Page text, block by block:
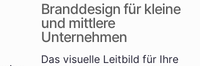
Branddesign für kleine
und mittlere
Unternehmen
Das visuelle Leitbild für Ihre